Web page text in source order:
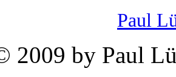
Paul
2009 by Paul